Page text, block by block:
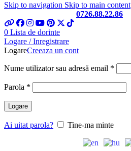
Skip to navigation Skip to main content
0726.88.22.86
0 Lista de dorinte
Logare / Inregistrare
LogareCreeaza un cont
Nume utilizator sau adresă email *
Parola *
Logare
Ai uitat parola? Tine-ma minte